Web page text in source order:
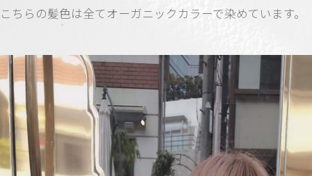
こちらの髪色は全てオーガニックカラーで染めています。